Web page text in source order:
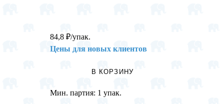
84,8₽/упак.
Цены для новых клиентов
В КОРЗИНУ
Мин. партия: 1 упак.